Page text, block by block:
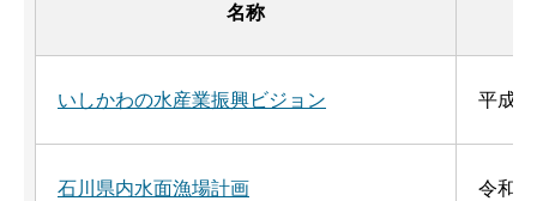
名称
いしかわの水産業振興ビジョン 平成
石川県内水面漁場計画 令和4